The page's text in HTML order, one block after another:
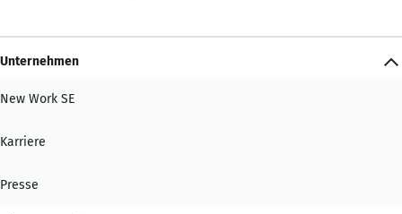
Unternehmen
New Work SE
Karriere
Presse